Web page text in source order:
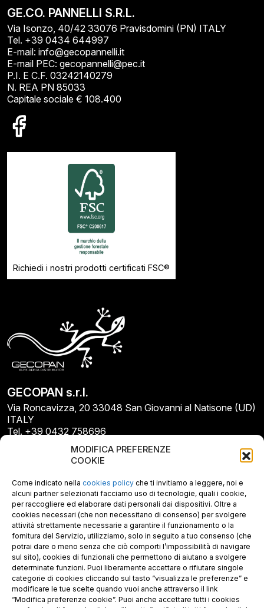
MODIFICA PREFERENZE
COOKIE
Come indicato nella cookies policy che ti invitiamo a leggere, noi e
alcuni partner selezionati facciamo uso di tecnologie, quali i cookie,
per raccogliere ed elaborare dati personali dai dispositivi. Oltre a
cookies necessari (che non necessitano di consenso) per svolgere
attività strettamente necessarie a garantire il funzionamento o la
fornitura del Servizio, utilizziamo, solo in seguito a tuo consenso (che
potrai dare o meno senza che ciò comporti l’impossibilità di navigare
sul sito), cookies di funzionali che permettono di aiutano a svolgere
determinate funzioni. Puoi liberamente accettare o rifiutare singole
categorie di cookies cliccando sul tasto “visualizza le preferenze” e
modificare le tue scelte quando vuoi anche attraverso il link
“Modifica preferenze cookie”. Puoi anche accettare tutti i cookies
GE.CO. PANNELLI S.R.L.
Via Isonzo, 40/42 33076 Pravisdomini (PN) ITALY
Tel. +39 0434 644997
E-mail: info@gecopannelli.it
E-mail PEC: gecopannelli@pec.it
P.I. E C.F. 03242140279
N. REA PN 85033
Capitale sociale € 108.400
Richiedi i nostri prodotti certificati FSC®
GECOPAN s.r.l.
Via Roncavizza, 20 33048 San Giovanni al Natisone (UD)
ITALY
Tel. +39 0432 758696
E-mail PEC: gecopan@pec.it
P.I. E C.F. 02487660306
N. REA UD 264834
Capitale sociale € 30.000